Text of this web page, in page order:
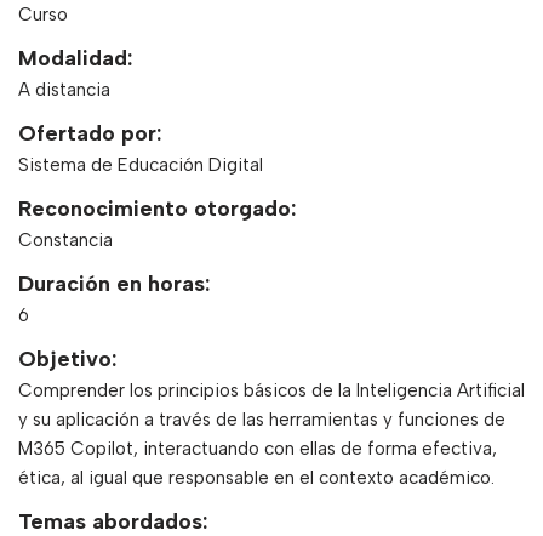
Curso
Modalidad:
A distancia
Ofertado por:
Sistema de Educación Digital
Reconocimiento otorgado:
Constancia
Duración en horas:
6
Objetivo:
Comprender los principios básicos de la Inteligencia Artificial
y su aplicación a través de las herramientas y funciones de
M365 Copilot, interactuando con ellas de forma efectiva,
ética, al igual que responsable en el contexto académico.
Temas abordados: